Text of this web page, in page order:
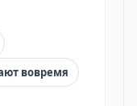
вовремя